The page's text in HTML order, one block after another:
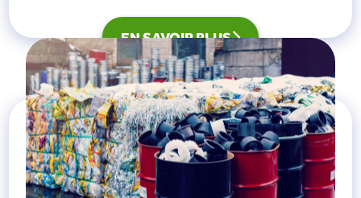
EN SAVOIR PLUS